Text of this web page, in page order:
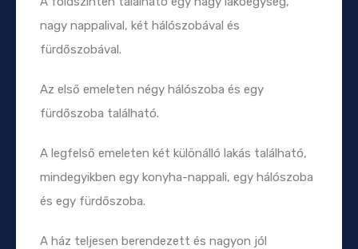
nagy nappalival, két hálószobával és
fürdőszobával.
Az első emeleten négy hálószoba és egy
fürdőszoba található.
A legfelső emeleten két különálló lakás található,
mindegyikben egy konyha-nappali, egy hálószoba
és egy fürdőszoba.
A ház teljesen berendezett és nagyon jól